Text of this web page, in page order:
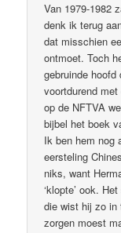
Van 1979-1982
denk ik terug
dat misschien
ontmoet. Toch
gebruinde hoofd
voortdurend
op de NFTVA
bijbel het boek
Ik ben hem nog
eersteling
niks, want
‘klopte’ ook.
die wist hij zo in
zorgen moest